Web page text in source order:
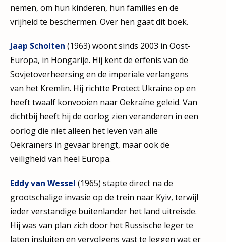
nemen, om hun kinderen, hun families en de
vrijheid te beschermen. Over hen gaat dit boek.
Jaap Scholten (1963) woont sinds 2003 in Oost-
Europa, in Hongarije. Hij kent de erfenis van de
Sovjetoverheersing en de imperiale verlangens
van het Kremlin. Hij richtte Protect Ukraine op en
heeft twaalf konvooien naar Oekraïne geleid. Van
dichtbij heeft hij de oorlog zien veranderen in een
oorlog die niet alleen het leven van alle
Oekraïners in gevaar brengt, maar ook de
veiligheid van heel Europa.
Eddy van Wessel (1965) stapte direct na de
grootschalige invasie op de trein naar Kyiv, terwijl
ieder verstandige buitenlander het land uitreisde.
Hij was van plan zich door het Russische leger te
laten insluiten en vervolgens vast te leggen wat er